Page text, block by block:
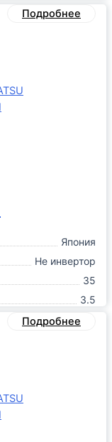
Подробнее
Япония
Не инвертор
35
3.5
Подробнее